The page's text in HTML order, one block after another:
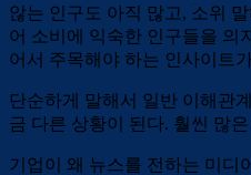
않는 인구도 아직 많고, 소위
어 소비에 익숙한 인구들을 의
어서 주목해야 하는 인사이트
단순하게 말해서 일반 이해관
금 다른 상황이 된다. 훨씬 많
기업이 왜 뉴스를 전하는 미디